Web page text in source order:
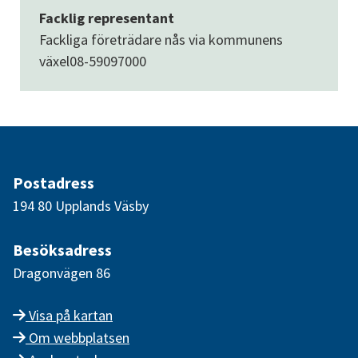
Facklig representant
Fackliga företrädare nås via kommunens
växel08-59097000
Postadress
194 80 Upplands Väsby
Besöksadress
Dragonvägen 86
Visa på kartan
Om webbplatsen